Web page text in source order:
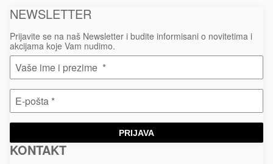
NEWSLETTER
Prijavite se na naš Newsletter i budite informisani o novitetima i
akcijama koje Vam nudimo.
PRIJAVA
Macinkovic
Macinkovic
https://www.macinkovic.rs/wp-
KONTAKT